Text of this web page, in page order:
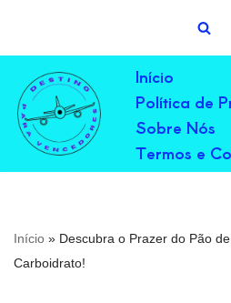
para
o
conteúdo
Início
Política de
Sobre Nós
Termos e
Início » Descubra o Prazer do Pão
Carboidrato!